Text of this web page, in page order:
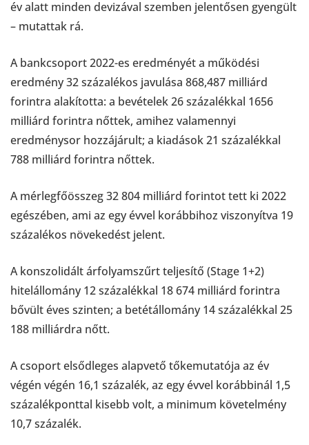
év alatt minden devizával szemben jelentősen gyengült
– mutattak rá.
A bankcsoport 2022-es eredményét a működési
eredmény 32 százalékos javulása 868,487 milliárd
forintra alakította: a bevételek 26 százalékkal 1656
milliárd forintra nőttek, amihez valamennyi
eredménysor hozzájárult; a kiadások 21 százalékkal
788 milliárd forintra nőttek.
A mérlegfőösszeg 32 804 milliárd forintot tett ki 2022
egészében, ami az egy évvel korábbihoz viszonyítva 19
százalékos növekedést jelent.
A konszolidált árfolyamszűrt teljesítő (Stage 1+2)
hitelállomány 12 százalékkal 18 674 milliárd forintra
bővült éves szinten; a betétállomány 14 százalékkal 25
188 milliárdra nőtt.
A csoport elsődleges alapvető tőkemutatója az év
végén végén 16,1 százalék, az egy évvel korábbinál 1,5
százalékponttal kisebb volt, a minimum követelmény
10,7 százalék.